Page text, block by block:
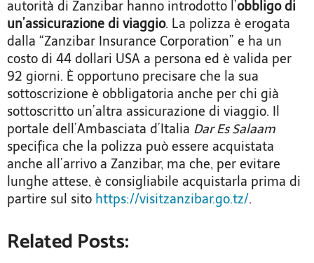
autorità di Zanzibar hanno introdotto l’obbligo di
un’assicurazione di viaggio. La polizza è erogata
dalla “Zanzibar Insurance Corporation” e ha un
costo di 44 dollari USA a persona ed è valida per
92 giorni. È opportuno precisare che la sua
sottoscrizione è obbligatoria anche per chi già
sottoscritto un’altra assicurazione di viaggio. Il
portale dell’Ambasciata d’Italia Dar Es Salaam
specifica che la polizza può essere acquistata
anche all’arrivo a Zanzibar, ma che, per evitare
lunghe attese, è consigliabile acquistarla prima di
partire sul sito https://visitzanzibar.go.tz/.
Related Posts: